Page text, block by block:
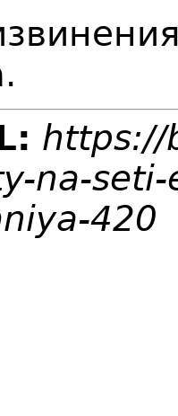
https://
na-
420